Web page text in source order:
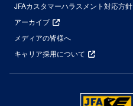
JFAカスタマーハラスメント対応方針
アーカイブ
メディアの皆様へ
キャリア採用について